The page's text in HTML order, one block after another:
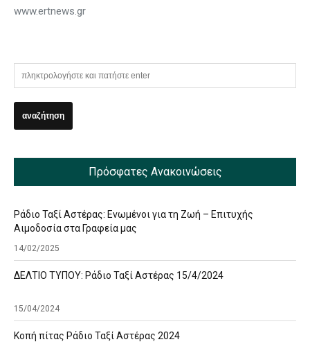
www.ertnews.gr
Πρόσφατες Ανακοινώσεις
Ράδιο Ταξί Αστέρας: Ενωμένοι για τη Ζωή – Επιτυχής
Αιμοδοσία στα Γραφεία μας
14/02/2025
ΔΕΛΤΙΟ ΤΥΠΟΥ: Ράδιο Ταξί Αστέρας 15/4/2024
15/04/2024
Κοπή πίτας Ράδιο Ταξί Αστέρας 2024